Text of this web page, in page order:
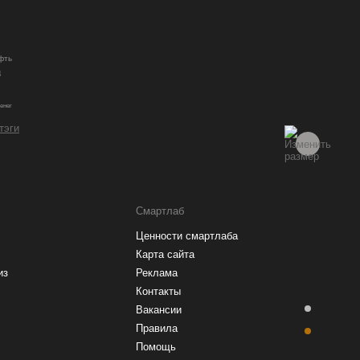
Смартлаб
Ценности смартлаба
Карта сайта
Реклама
Контакты
Вакансии
Правила
Помощь